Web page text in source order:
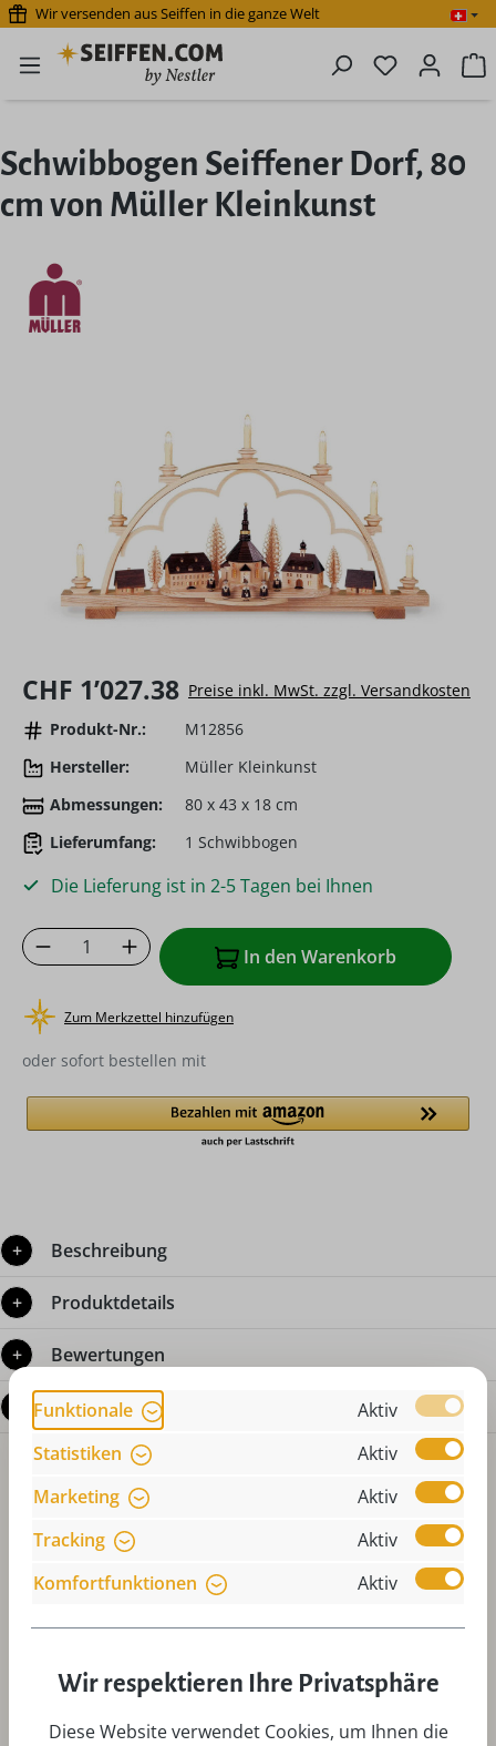
Zum Hauptinhalt springen
Wir versenden aus Seiffen in die ganze Welt
Du hast 0
Schwibbogen Seiffener Dorf, 80
cm von Müller Kleinkunst
Regulärer Preis:
CHF 1’027.38 Preise inkl. MwSt. zzgl. Versandkosten
Produkt-Nr.:
M12856
Hersteller:
Müller Kleinkunst
Abmessungen:
80 x 43 x 18 cm
Lieferumfang:
1 Schwibbogen
Die Lieferung ist in 2-5 Tagen bei Ihnen
Produkt Anzahl: Gib den gewünschten
In den Warenkorb
Zum Merkzettel hinzufügen
oder sofort bestellen mit
Beschreibung
Produktdetails
Bewertungen
Fragen zum Produkt
Produktgalerie überspringen
Zubehör
Funktionale
Aktiv
Statistiken
Aktiv
Marketing
Aktiv
Tracking
Aktiv
Komfortfunktionen
Aktiv
Wir respektieren Ihre Privatsphäre
Diese Website verwendet Cookies, um Ihnen die